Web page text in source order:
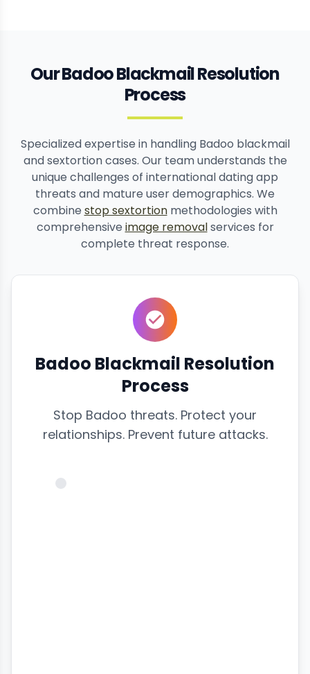
Our Badoo Blackmail Resolution
Process
Specialized expertise in handling Badoo blackmail
and sextortion cases. Our team understands the
unique challenges of international dating app
threats and mature user demographics. We
combine stop sextortionmethodologies with
comprehensive image removalservices for
complete threat response.
Badoo Blackmail Resolution
Process
Stop Badoo threats. Protect your
relationships. Prevent future attacks.